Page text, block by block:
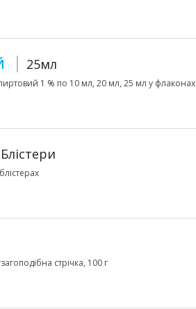
25мл
1 % по 10 мл, 20 мл, 25 мл у флаконах
Блістери
стрічка, 100 г